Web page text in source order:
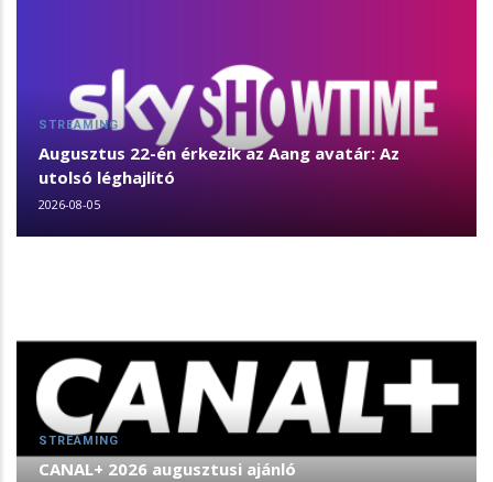
STREAMING
Augusztus 22-én érkezik az Aang avatár: Az
utolsó léghajlító
2026-08-05
STREAMING
CANAL+ 2026 augusztusi ajánló